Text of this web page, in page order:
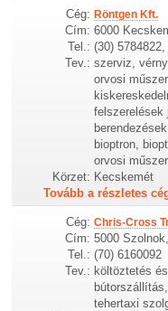
Cég: Röntgen Kft.
Cím: 6000
Tel.: (30)
Tev.: szerviz,
orvosi
felszerelések
bioptron,
orvosi műszer
Körzet: Kecskemét
Tovább a részletes
Cég: Chris-Cross
Cím: 5000
Tel.: (70) 6160092
Tev.: költöztetés
tehertaxi